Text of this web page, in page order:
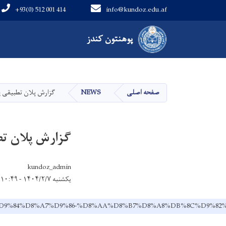
پوهنتون کندز
info@kundoz.edu.af
+93(0) 512 001 414
Main navigation
پوهنتون کندز
صفحه اصلی NEWS گزارش پلان تطبیقی
گزارش پلان
kundoz_admin
یکشنبه ۱۴۰۴/۲/۷ - ۱۰:۴۹